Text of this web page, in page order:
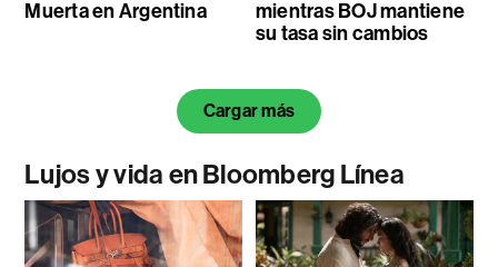
Muerta en Argentina
mientras BOJ mantiene
su tasa sin cambios
Cargar más
Lujos y vida en Bloomberg Línea